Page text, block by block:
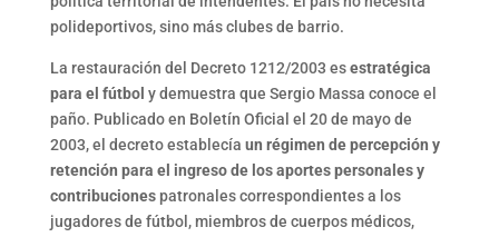
polideportivos, sino más clubes de barrio.
La restauración del Decreto 1212/2003 esestratégica
para el fútbol y demuestra que Sergio Massa conoce el
paño. Publicado en Boletín Oficial el 20 de mayo de
2003, el decreto establecía un régimen de percepción y
retención para el ingreso de los aportes personales y
contribucionespatronales correspondientes a los
jugadores de fútbol, miembros de cuerpos médicos,